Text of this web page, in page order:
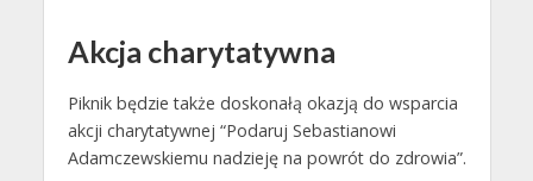
Akcja charytatywna
Piknik będzie także doskonałą okazją do wsparcia
akcji charytatywnej “Podaruj Sebastianowi
Adamczewskiemu nadzieję na powrót do zdrowia”.